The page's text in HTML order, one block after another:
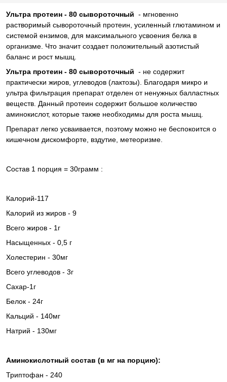
Ультра протеин - 80 сывороточный - мгновенно
растворимый сывороточный протеин, усиленный глютамином и
системой ензимов, для максимального усвоения белка в
организме. Что значит создает положительный азотистый
баланс и рост мышц.
Ультра протеин - 80 сывороточный - не содержит
практически жиров, углеводов (лактозы). Благодаря микро и
ультра фильтрация препарат отделен от ненужных балластных
веществ. Данный протеин содержит большое количество
аминокислот, которые также необходимы для роста мышц.
Препарат легко усваивается, поэтому можно не беспокоится о
кишечном дискомфорте, вздутие, метеоризме.
Состав 1 порция = 30грамм :
Калорий-117
Калорий из жиров - 9
Всего жиров - 1г
Насыщенных - 0,5 г
Холестерин - 30мг
Всего углеводов - 3г
Сахар-1г
Белок - 24г
Кальций - 140мг
Натрий - 130мг
Аминокислотный состав (в мг на порцию):
Триптофан - 240